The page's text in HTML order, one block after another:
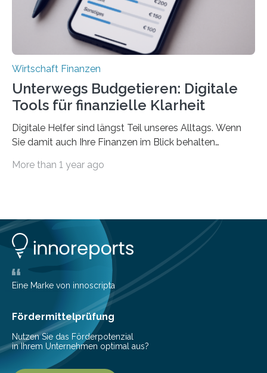
Wirtschaft Finanzen
Unterwegs Budgetieren: Digitale
Tools für finanzielle Klarheit
Digitale Helfer sind längst Teil unseres Alltags. Wenn
Sie damit auch Ihre Finanzen im Blick behalten
die genau das ermöglichen: Sie helfen Ihnen, Ausgaben
Lösungen interessieren. 1. Multibanking-Tools: Alle
Konten auf einen Blick Viele Banken bieten bereits in
ihrem Online-Banking eine Multibanking-Funktion an,
mit der sich Konten bei anderen Banken…
More than 1 year ago
Eine Marke von innoscripta
Fördermittelprüfung
Nutzen Sie das Förderpotenzial
in Ihrem Unternehmen optimal aus?